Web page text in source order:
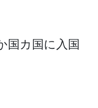
国カ国に入国